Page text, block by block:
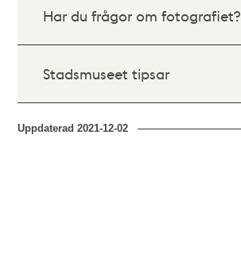
Har du frågor om fotografiet?
Stadsmuseet tipsar
Uppdaterad2021-12-02